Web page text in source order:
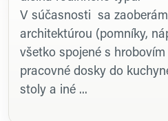
V súčasnosti sa
architektúrou (pomníky,
všetko spojené s
pracovné dosky do
stoly a iné ...